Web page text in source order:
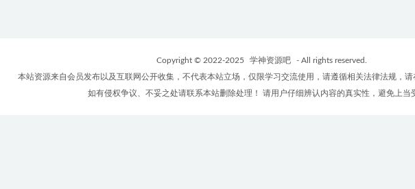
Copyright © 2022-2025 学神资源吧
- All rights reserved.
本站资源来自会员发布以及互联网公开收集，不代表本站立场，仅限学习交流使用，请遵循相关法律法规，请
如有侵权争议、不妥之处请联系本站删除处理！ 请用户仔细辨认内容的真实性，避免上当